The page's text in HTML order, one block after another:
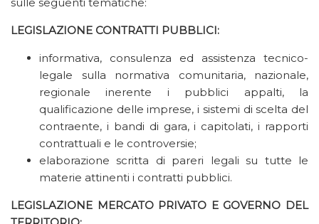
LEGISLAZIONE CONTRATTI PUBBLICI:
informativa, consulenza ed assistenza tecnico-
legale sulla normativa comunitaria, nazionale,
regionale inerente i pubblici appalti, la
qualificazione delle imprese, i sistemi di scelta del
contraente, i bandi di gara, i capitolati, i rapporti
contrattuali e le controversie;
elaborazione scritta di pareri legali su tutte le
materie attinenti i contratti pubblici.
LEGISLAZIONE MERCATO PRIVATO E GOVERNO DEL